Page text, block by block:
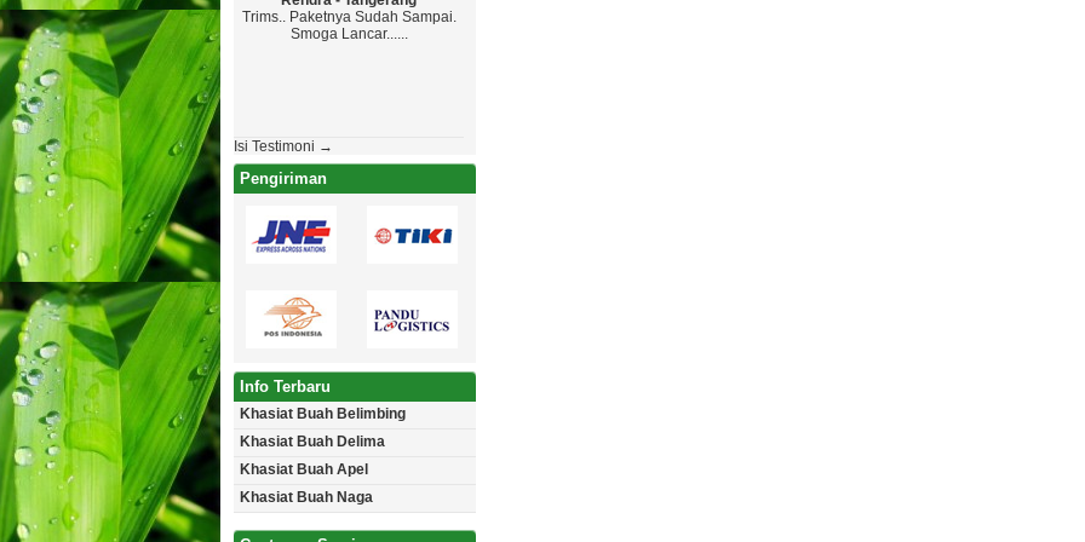
Trims.. Paketnya Sudah Sampai.
Smoga Lancar......
Top Markotop, Ya Walaupun
Isi Testimoni →
Pengiriman
Info Terbaru
Khasiat Buah Belimbing
Khasiat Buah Delima
Khasiat Buah Apel
Khasiat Buah Naga